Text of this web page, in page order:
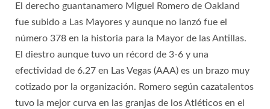
El derecho guantanamero Miguel Romero de Oakland
fue subido a Las Mayores y aunque no lanzó fue el
número 378 en la historia para la Mayor de las Antillas.
El diestro aunque tuvo un récord de 3-6 y una
efectividad de 6.27 en Las Vegas (AAA) es un brazo muy
cotizado por la organización. Romero según cazatalentos
tuvo la mejor curva en las granjas de los Atléticos en el